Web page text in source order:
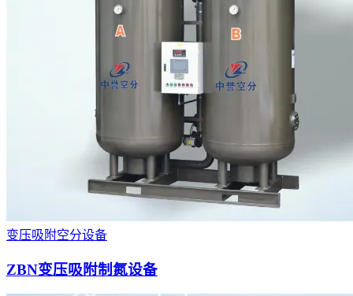
变压吸附空分设备
ZBN变压吸附制氮设备